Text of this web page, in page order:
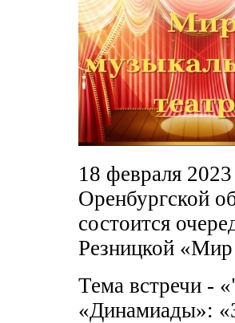
18 февраля
Оренбургской
состоится
Резницкой «Мир
Тема встречи -
«Динамиады»: